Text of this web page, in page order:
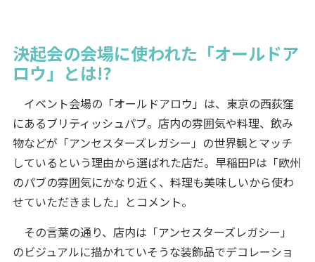
決起会の会場に使われた「オールドア
ロウ」とは!?
イベント会場の「オールドアロウ」は、東京の西荻窪
にあるブリティッシュパブ。店内の雰囲気や料理、飲み
物などが「アンセスターズレガシー」の世界観とマッチ
しているという理由から選ばれた店だ。早稲田Pは「欧州
のパブの雰囲気にかなり近く、料理も美味しいから使わ
せていただきました」とコメント。
その言葉の通り、店内は「アンセスターズレガシー」
のビジュアルに描かれていそうな装飾品でデコレーショ